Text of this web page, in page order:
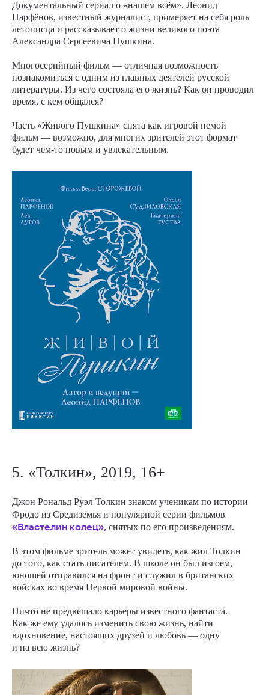
Документальный сериал о «нашем всём». Леонид
Парфёнов, известный журналист, примеряет на себя роль
летописца и рассказывает о жизни великого поэта
Александра Сергеевича Пушкина.
Многосерийный фильм — отличная возможность
познакомиться с одним из главных деятелей русской
литературы. Из чего состояла его жизнь? Как он проводил
время, с кем общался?
Часть «Живого Пушкина» снята как игровой немой
фильм — возможно, для многих зрителей этот формат
будет чем-то новым и увлекательным.
5. «Толкин», 2019, 16+
Джон Рональд Руэл Толкин знаком ученикам по истории
Фродо из Средиземья и популярной серии фильмов
«Властелин колец», снятых по его произведениям.
В этом фильме зритель может увидеть, как жил Толкин
до того, как стать писателем. В школе он был изгоем,
юношей отправился на фронт и служил в британских
войсках во время Первой мировой войны.
Ничто не предвещало карьеры известного фантаста.
Как же ему удалось изменить свою жизнь, найти
вдохновение, настоящих друзей и любовь — одну
и на всю жизнь?